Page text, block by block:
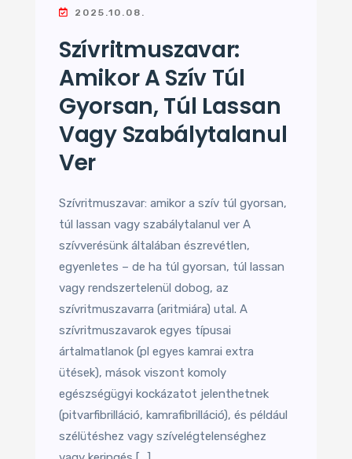
2025.10.08.
Szívritmuszavar:
Amikor A Szív Túl
Gyorsan, Túl Lassan
Vagy Szabálytalanul
Ver
Szívritmuszavar: amikor a szív túl gyorsan,
túl lassan vagy szabálytalanul ver A
szívverésünk általában észrevétlen,
egyenletes – de ha túl gyorsan, túl lassan
vagy rendszertelenül dobog, az
szívritmuszavarra (aritmiára) utal. A
szívritmuszavarok egyes típusai
ártalmatlanok (pl egyes kamrai extra
ütések), mások viszont komoly
egészségügyi kockázatot jelenthetnek
(pitvarfibrilláció, kamrafibrilláció), és például
szélütéshez vagy szívelégtelenséghez